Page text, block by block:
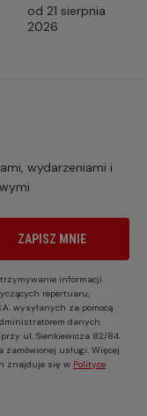
od 21 sierpnia
2026
wydarzeniami i
ZAPISZ MNIE
informacji
repertuaru,
wysyłanych za pomocą
danych
ul. Sienkiewicza 82/84.
usługi. Więcej
znajduje się w Polityce